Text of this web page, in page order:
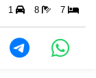
7
8
1